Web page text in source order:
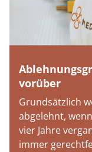
vorüber
Grundsätzlich
abgelehnt,
vier Jahre
immer